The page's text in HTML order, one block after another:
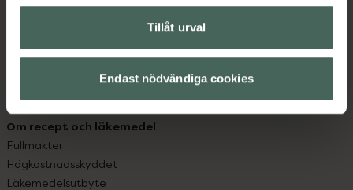
Tillåt urval
Endast nödvändiga cookies
Handla tryggt
Leverans, betalning och retur
Sajtens tillgänglighet
Köpvillkor
Om recept och läkemedel
Fullmakter
Högkostnadsskyddet
Läkemedelsutbyte